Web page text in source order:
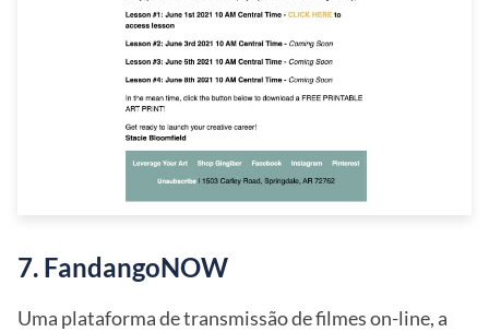
7. FandangoNOW
Uma plataforma de transmissão de filmes on-line, a